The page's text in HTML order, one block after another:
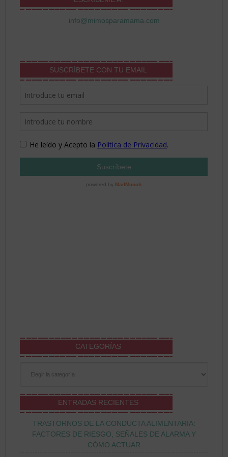
info@mimosparamama.com
SUSCRÍBETE CON TU EMAIL
CATEGORÍAS
ENTRADAS RECIENTES
TRASTORNOS DE LA CONDUCTA ALIMENTARIA:
FACTORES DE RIESGO, SEÑALES DE ALARMA Y
CÓMO ACTUAR